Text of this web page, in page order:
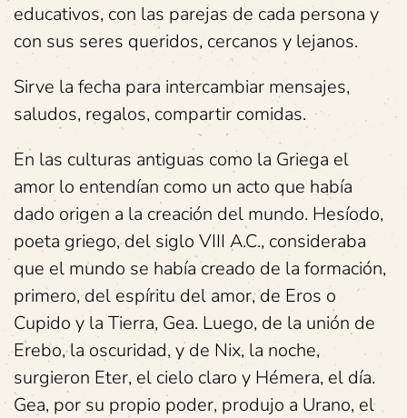
educativos, con las parejas de cada persona y
con sus seres queridos, cercanos y lejanos.
Sirve la fecha para intercambiar mensajes,
saludos, regalos, compartir comidas.
En las culturas antiguas como la Griega el
amor lo entendían como un acto que había
dado origen a la creación del mundo. Hesíodo,
poeta griego, del siglo VIII A.C., consideraba
que el mundo se había creado de la formación,
primero, del espíritu del amor, de Eros o
Cupido y la Tierra, Gea. Luego, de la unión de
Erebo, la oscuridad, y de Nix, la noche,
surgieron Eter, el cielo claro y Hémera, el día.
Gea, por su propio poder, produjo a Urano, el